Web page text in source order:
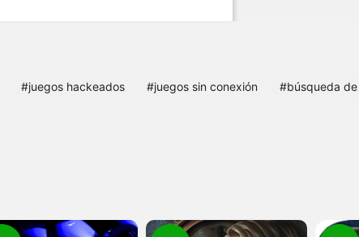
#juegos hackeados #juegos sin conexión #búsqueda